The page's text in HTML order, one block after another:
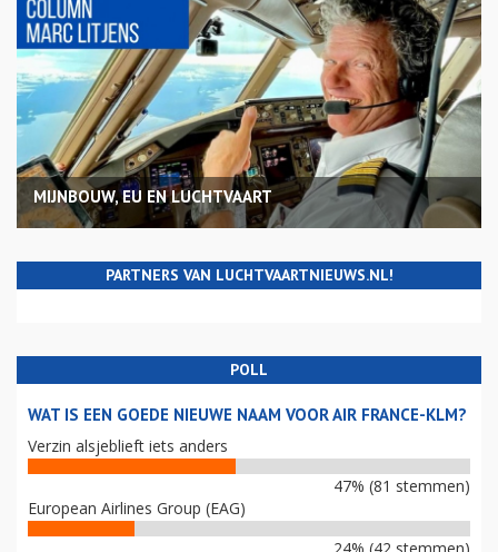
MIJNBOUW, EU EN LUCHTVAART
PARTNERS VAN LUCHTVAARTNIEUWS.NL!
POLL
WAT IS EEN GOEDE NIEUWE NAAM VOOR AIR FRANCE-KLM?
Verzin alsjeblieft iets anders
47% (81 stemmen)
European Airlines Group (EAG)